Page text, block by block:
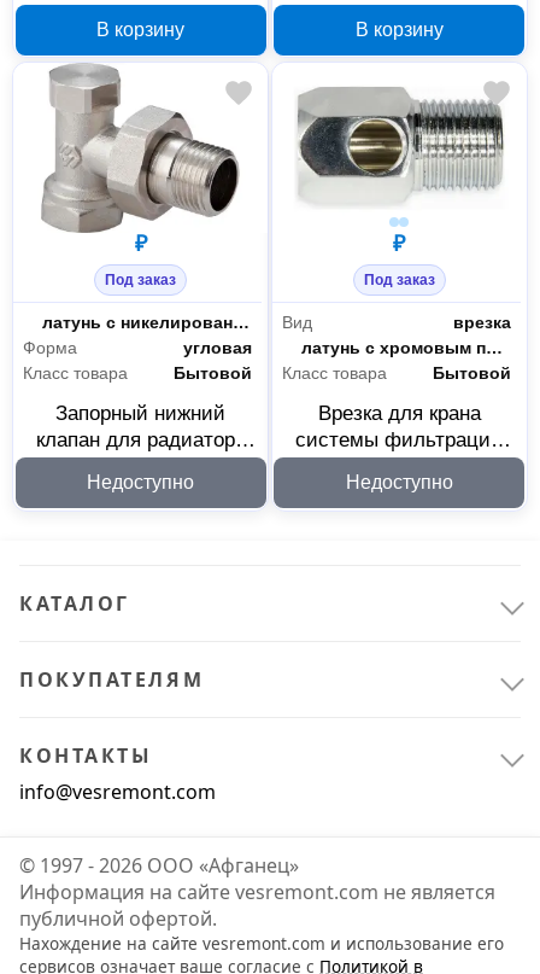
Сантехника 6
2
Крепёж
Монтажные ленты
В корзину
мм
В корзину
₽
Под заказ
Материал
латунь с никелированным покрытием
Форма
угловая
Класс товара
Бытовой
Запорный нижний
клапан для радиатора
030081
Недоступно
₽
Под заказ
Вид
врезка
Материал
латунь с хромовым покрытием
Класс товара
Бытовой
Врезка для крана
системы фильтрации
Недоступно
КАТАЛОГ
ПОКУПАТЕЛЯМ
КОНТАКТЫ
info@vesremont.com
© 1997 - 2026 ООО «Афганец»
Информация на сайте vesremont.com не является
публичной офертой.
Нахождение на сайте vesremont.com и использование его
сервисов означает ваше согласие с Политикой в